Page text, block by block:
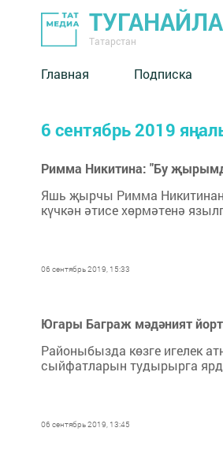
Татарстан
Главная Подписка
6 сентябрь 2019
Римма Никитина: "Бу
Яшь җырчы Римма
күчкән әтисе хөрмәтенә
06 сентябрь 2019, 15:33
Югары Баграж мәдәният
Районыбызда көзге игелек
сыйфатларын тудырырга
06 сентябрь 2019, 13:45